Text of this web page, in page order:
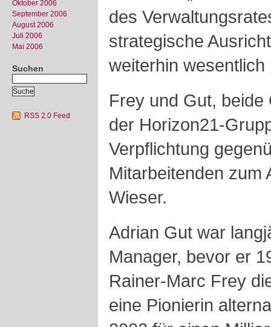
Oktober 2006
September 2006
August 2006
Juli 2006
Mai 2006
Suchen
RSS 2.0 Feed
des
strategische
weiterhin wesentlich
Frey und Gut,
der Horizon21-
Verpflichtung
Mitarbeitenden zum
Wieser.
Adrian Gut war
Manager, bevor er
Rainer-Marc Frey
eine Pionierin